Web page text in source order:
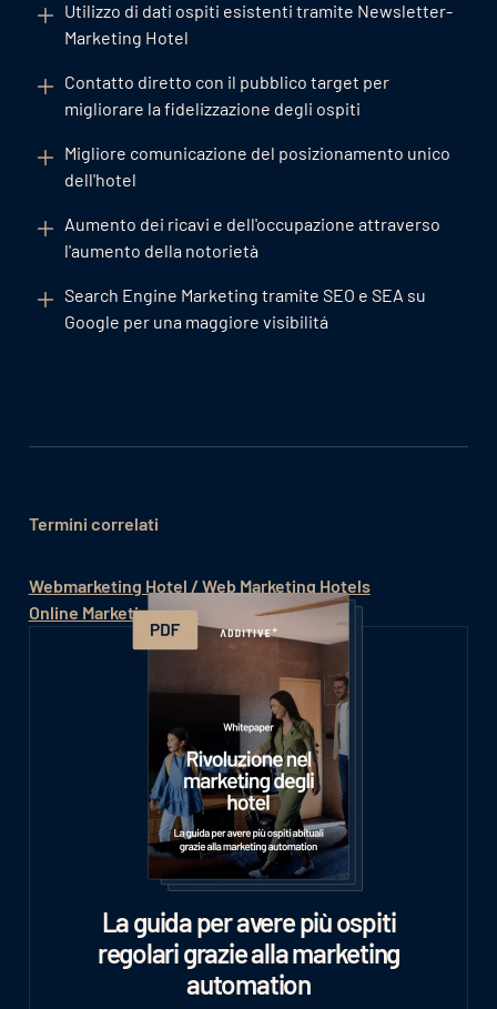
Utilizzo di dati ospiti esistenti tramite Newsletter-
Marketing Hotel
Contatto diretto con il pubblico target per
migliorare la fidelizzazione degli ospiti
Migliore comunicazione del posizionamento unico
dell'hotel
Aumento dei ricavi e dell'occupazione attraverso
l'aumento della notorietà
Search Engine Marketing tramite SEO e SEA su
Google per una maggiore visibilitá
Termini correlati
Webmarketing Hotel / Web Marketing Hotels
Online Marketing Hotel
Hotel Marketing
La guida per avere più ospiti
regolari grazie alla marketing
automation